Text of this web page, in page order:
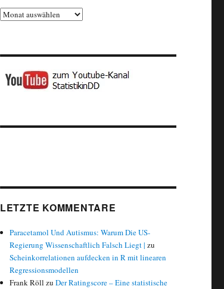
Archiv
LETZTE KOMMENTARE
Paracetamol Und Autismus: Warum Die US-
Regierung Wissenschaftlich Falsch Liegt | zu
Scheinkorrelationen aufdecken in R mit linearen
Regressionsmodellen
Frank Röll zuDer Ratingscore – Eine statistische